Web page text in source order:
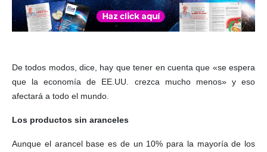
De todos modos, dice, hay que tener en cuenta que «se espera
que la economía de EE.UU. crezca mucho menos» y eso
afectará a todo el mundo.
Los productos sin aranceles
Aunque el arancel base es de un 10% para la mayoría de los